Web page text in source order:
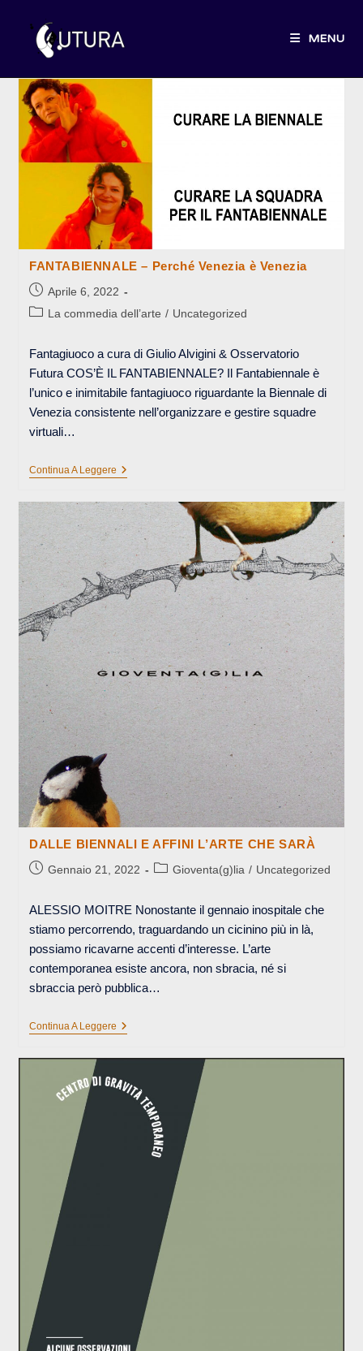
contenuto
MENU
FANTABIENNALE – Perché Venezia è Venezia
Articolo
pubblicato:
Aprile 6, 2022
Categoria
La commedia dell’arte / Uncategorized
Fantagiuoco a cura di Giulio Alvigini & Osservatorio
Futura COS’È IL FANTABIENNALE? Il Fantabiennale è
l’unico e inimitabile fantagiuoco riguardante la Biennale di
Venezia consistente nell’organizzare e gestire squadre
virtuali…
Continua A LeggereFANTABIENNALE
Venezia
È
Venezia
DALLE BIENNALI E AFFINI L’ARTE CHE SARÀ
ArticoloGennaio 21, 2022
Categoria
Gioventa(g)lia / Uncategorized
ALESSIO MOITRE Nonostante il gennaio inospitale che
stiamo percorrendo, traguardando un cicinino più in là,
possiamo ricavarne accenti d’interesse. L’arte
contemporanea esiste ancora, non sbracia, né si
sbraccia però pubblica…
Continua A LeggereDALLE
L’ARTE
CHE
SARÀ